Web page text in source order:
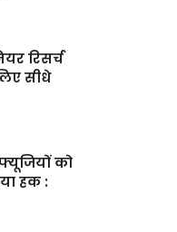
रिसर्च
सीधे
को
हक :